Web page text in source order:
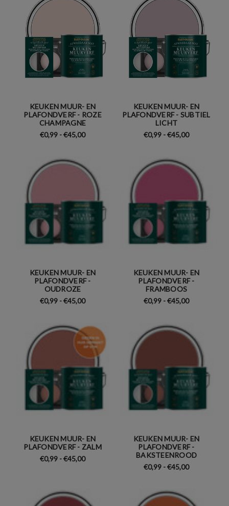
KEUKEN MUUR- EN
PLAFONDVERF - ROZE
CHAMPAGNE
€0,99 - €45,00
KEUKEN MUUR- EN
PLAFONDVERF - SUBTIEL
LICHT
€0,99 - €45,00
KEUKEN MUUR- EN
PLAFONDVERF -
OUDROZE
€0,99 - €45,00
KEUKEN MUUR- EN
PLAFONDVERF -
FRAMBOOS
€0,99 - €45,00
KEUKEN MUUR- EN
PLAFONDVERF - ZALM
€0,99 - €45,00
KEUKEN MUUR- EN
PLAFONDVERF -
BAKSTEENROOD
€0,99 - €45,00